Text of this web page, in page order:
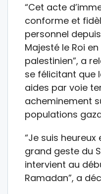
“Cet acte
conforme et
personnel
Majesté le Roi
palestinien”, a
se félicitant que
aides par voie
acheminement
populations
“Je suis
grand geste du
intervient au
Ramadan”, a